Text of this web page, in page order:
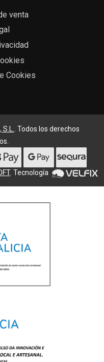
venta
Cookies
S.L.. Todos los derechos
. Tecnología